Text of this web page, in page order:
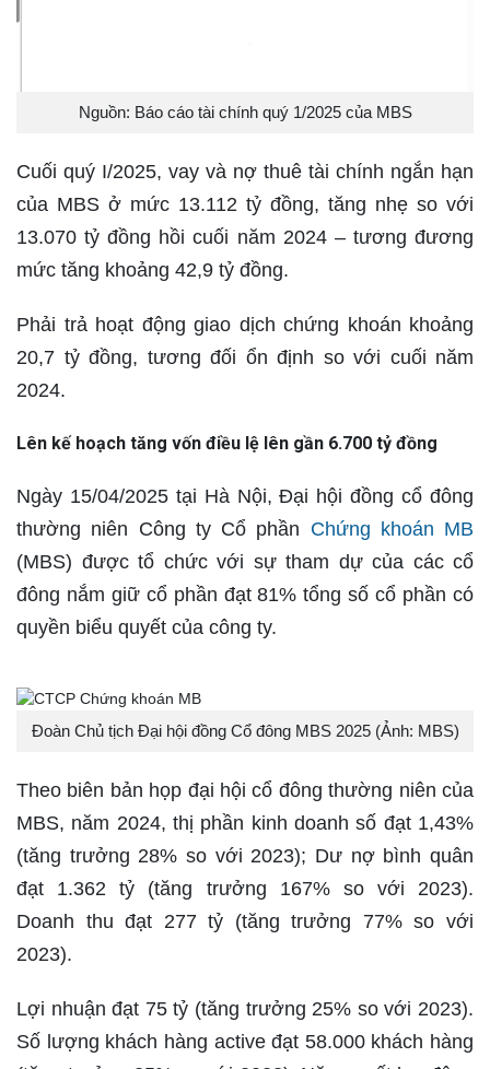
Nguồn: Báo cáo tài chính quý 1/2025 của MBS
Cuối quý I/2025, vay và nợ thuê tài chính ngắn hạn
của MBS ở mức 13.112 tỷ đồng, tăng nhẹ so với
13.070 tỷ đồng hồi cuối năm 2024 – tương đương
mức tăng khoảng 42,9 tỷ đồng.
Phải trả hoạt động giao dịch chứng khoán khoảng
20,7 tỷ đồng, tương đối ổn định so với cuối năm
2024.
Lên kế hoạch tăng vốn điều lệ lên gần 6.700 tỷ đồng
Ngày 15/04/2025 tại Hà Nội, Đại hội đồng cổ đông
thường niên Công ty Cổ phần Chứng khoán MB
(MBS) được tổ chức với sự tham dự của các cổ
đông nắm giữ cổ phần đạt 81% tổng số cổ phần có
quyền biểu quyết của công ty.
Đoàn Chủ tịch Đại hội đồng Cổ đông MBS 2025 (Ảnh: MBS)
Theo biên bản họp đại hội cổ đông thường niên của
MBS, năm 2024, thị phần kinh doanh số đạt 1,43%
(tăng trưởng 28% so với 2023); Dư nợ bình quân
đạt 1.362 tỷ (tăng trưởng 167% so với 2023).
Doanh thu đạt 277 tỷ (tăng trưởng 77% so với
2023).
Lợi nhuận đạt 75 tỷ (tăng trưởng 25% so với 2023).
Số lượng khách hàng active đạt 58.000 khách hàng